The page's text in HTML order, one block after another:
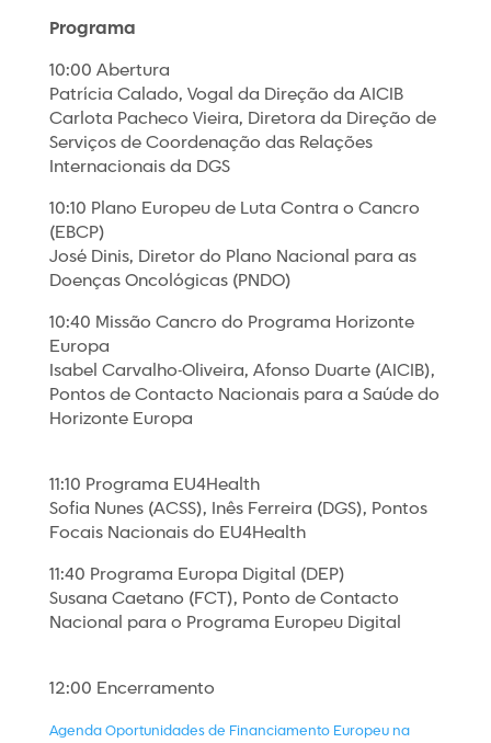
Programa
10:00 Abertura
Patrícia Calado, Vogal da Direção da AICIB
Carlota Pacheco Vieira, Diretora da Direção de
Serviços de Coordenação das Relações
Internacionais da DGS
10:10 Plano Europeu de Luta Contra o Cancro
(EBCP)
José Dinis, Diretor do Plano Nacional para as
Doenças Oncológicas (PNDO)
10:40 Missão Cancro do Programa Horizonte
Europa
Isabel Carvalho-Oliveira, Afonso Duarte (AICIB),
Pontos de Contacto Nacionais para a Saúde do
Horizonte Europa
11:10 Programa EU4Health
Sofia Nunes (ACSS), Inês Ferreira (DGS), Pontos
Focais Nacionais do EU4Health
11:40 Programa Europa Digital (DEP)
Susana Caetano (FCT), Ponto de Contacto
Nacional para o Programa Europeu Digital
12:00 Encerramento
Agenda Oportunidades de Financiamento Europeu na